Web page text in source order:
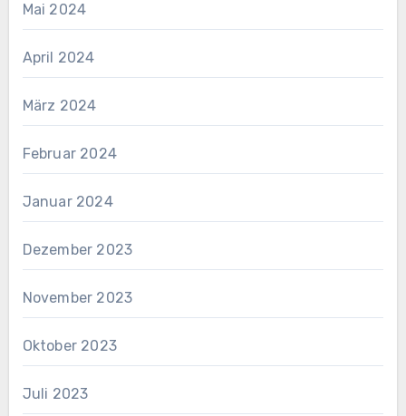
Mai 2024
April 2024
März 2024
Februar 2024
Januar 2024
Dezember 2023
November 2023
Oktober 2023
Juli 2023